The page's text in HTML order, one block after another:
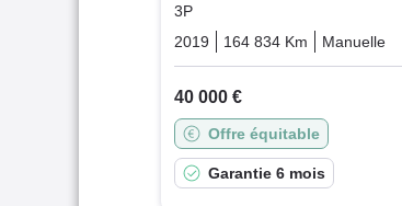
3P
2019
164 834 Km Manuelle
40 000 €
Offre équitable
Garantie 6 mois